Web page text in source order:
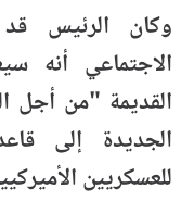
وكان الرئيس
الاجتماعي أنه
القديمة "من أجل
الجديدة إلى
للعسكريين